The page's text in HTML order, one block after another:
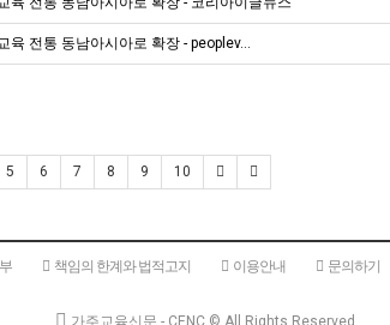
전통 동남아시아로 확장 - peoplev…
5 6 7 8 9 10
책임의 한계와 법적고지 이용안내 문의하기
가주교육신문 - CENC © All Rights Reserved.